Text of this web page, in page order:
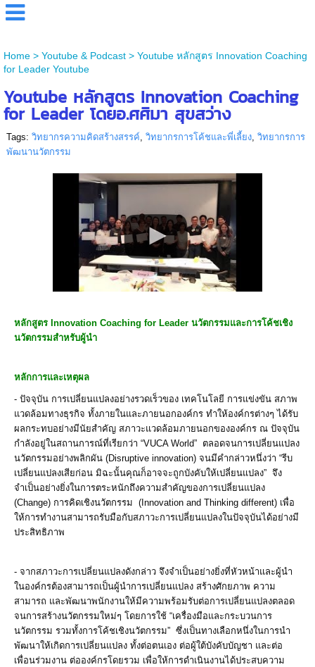
Home> Youtube & Podcast> Youtube หลักสูตร Innovation Coaching
for Leader Youtube
Youtube หลักสูตร Innovation Coaching
for Leader โดยอ.ศศิมา สุขสว่าง
Tags: วิทยากรความคิดสร้างสรรค์, วิทยากรการโค้ชและพี่เลี้ยง, วิทยากรการ
พัฒนานวัตกรรม
หลักสูตร Innovation Coaching for Leader นวัตกรรมและการโค้ชเชิง
นวัตกรรมสําหรับผู้นำ
หลักการและเหตุผล
- ปัจจุบัน การเปลี่ยนแปลงอย่างรวดเร็วของ เทคโนโลยี การแข่งขัน สภาพ
แวดล้อมทางธุรกิจ ทั้งภายในและภายนอกองค์กร ทำให้องค์กรต่างๆ ได้รับ
ผลกระทบอย่างมีนัยสำคัญ สภาวะแวดล้อมภายนอกขององค์กร ณ ปัจจุบัน
กำลังอยู่ในสถานการณ์ที่เรียกว่า “VUCA World” ตลอดจนการเปลี่ยนแปลง
นวัตกรรมอย่างพลิกผัน (Disruptive innovation) จนมีคำกล่าวหนึ่งว่า “รีบ
เปลี่ยนแปลงเสียก่อน มิฉะนั้นคุณก็อาจจะถูกบังคับให้เปลี่ยนแปลง” จึง
จำเป็นอย่างยิ่งในการตระหนักถึงความสำคัญของการเปลี่ยนแปลง
(Change) การคิดเชิงนวัตกรรม (Innovation and Thinking different) เพื่อ
ให้การทำงานสามารถรับมือกับสภาวะการเปลี่ยนแปลงในปัจจุบันได้อย่างมี
ประสิทธิภาพ
- จากสภาวะการเปลี่ยนแปลงดังกล่าว จึงจำเป็นอย่างยิ่งที่หัวหน้าและผู้นำ
ในองค์กรต้องสามารถเป็นผู้นำการเปลี่ยนแปลง สร้างศักยภาพ ความ
สามารถ และพัฒนาพนักงานให้มีความพร้อมรับต่อการเปลี่ยนแปลงตลอด
จนการสร้างนวัตกรรมใหม่ๆ โดยการใช้ “เครื่องมือและกระบวนการ
นวัตกรรม รวมทั้งการโค้ชเชิงนวัตกรรม” ซึ่งเป็นทางเลือกหนึ่งในการนำ
พัฒนาให้เกิดการเปลี่ยนแปลง ทั้งต่อตนเอง ต่อผู้ใต้บังคับบัญชา และต่อ
เพื่อนร่วมงาน ต่อองค์กรโดยรวม เพื่อให้การดำเนินงานได้ประสบความ